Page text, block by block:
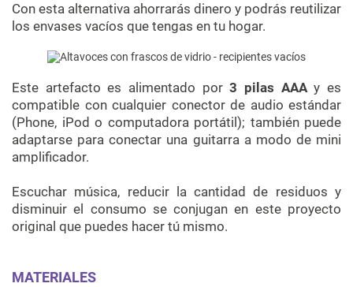
Con esta alternativa ahorrarás dinero y podrás reutilizar
los envases vacíos que tengas en tu hogar.
Este artefacto es alimentado por3 pilas AAAy es
compatible con cualquier conector de audio estándar
(Phone, iPod o computadora portátil); también puede
adaptarse para conectar una guitarra a modo de mini
amplificador.
Escuchar música, reducir la cantidad de residuos y
disminuir el consumo se conjugan en este proyecto
original que puedes hacer tú mismo.
MATERIALES